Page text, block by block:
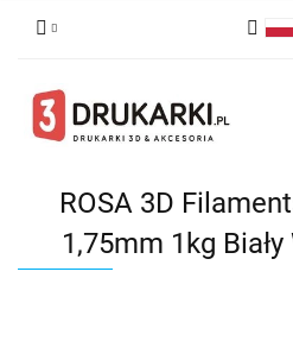
English
ROSA 3D
1,75mm 1kg